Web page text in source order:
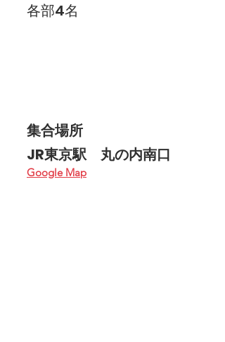
各部4名
集合場所
JR東京駅　丸の内南口
Google Map